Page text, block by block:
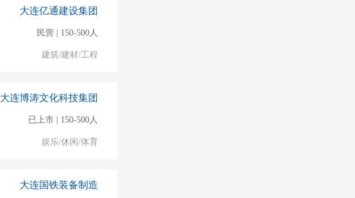
大连亿通建设集团
民营 | 150-500人
建筑/建材/工程
大连博涛文化科技集团
已上市 | 150-500人
娱乐/休闲/体育
大连国铁装备制造